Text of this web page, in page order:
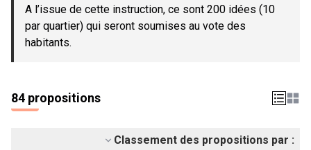
A l’issue de cette instruction, ce sont 200 idées (10
par quartier) qui seront soumises au vote des
habitants.
84 propositions
Classement des propositions par :